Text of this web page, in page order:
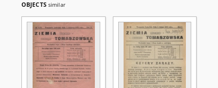
OBJECTS similar